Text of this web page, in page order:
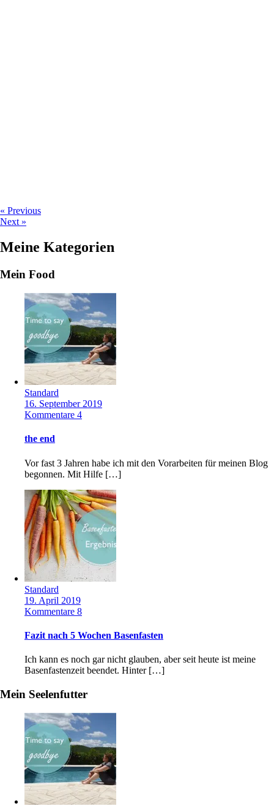
« Previous
Next »
Meine Kategorien
Mein Food
Standard
16. September 2019
Kommentare 4
the end
Vor fast 3 Jahren habe ich mit den Vorarbeiten für meinen Blog
begonnen. Mit Hilfe […]
Standard
19. April 2019
Kommentare 8
Fazit nach 5 Wochen Basenfasten
Ich kann es noch gar nicht glauben, aber seit heute ist meine
Basenfastenzeit beendet. Hinter […]
Mein Seelenfutter